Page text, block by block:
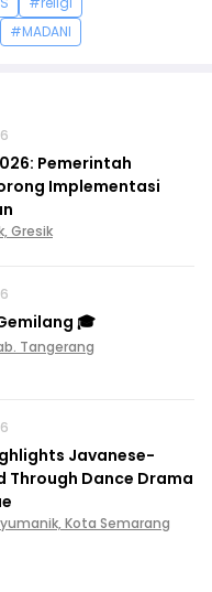
#MADANI
Pemerintah
Implementasi
Gresik
🎓
Tangerang
Javanese-
Through Dance Drama
Kota Semarang